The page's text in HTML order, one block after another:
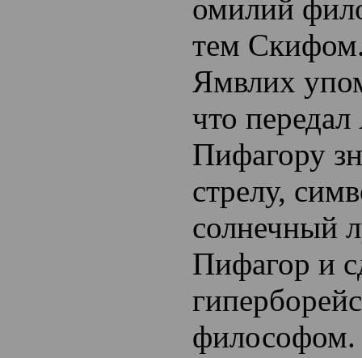
омилий
тем
Ямвлих
что
Пифагору
стрелу,
солнечный
Пифагор и
философом.